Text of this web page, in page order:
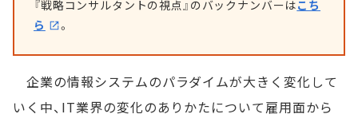
『戦略コンサルタントの視点』のバックナンバーはこち
ら
。
企業の情報システムのパラダイムが大きく変化して
いく中、IT業界の変化のありかたについて雇用面から